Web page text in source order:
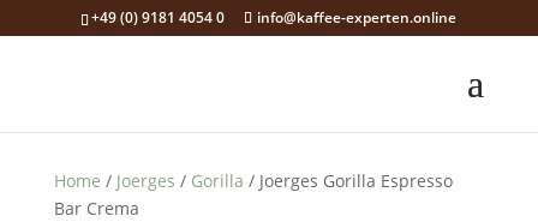
+49 (0) 9181 4054 0 info@kaffee-experten.online
Home / Joerges / Gorilla / Joer­ges Goril­la Espres­so
Bar Crema